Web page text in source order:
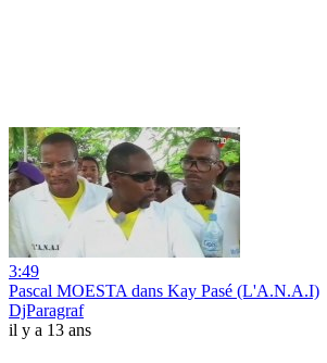
3:49
Pascal MOESTA dans Kay Pasé (L'A.N.A.I)
DjParagraf
il y a 13 ans